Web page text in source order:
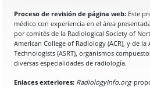
Proceso de revisión de página web: Este
médico con experiencia en el área
por comités de la Radiological Society of
American College of Radiology (ACR), y de
Technologists (ASRT), organismos
diversas especialidades de radiología.
Enlaces exteriores: RadiologyInfo.org